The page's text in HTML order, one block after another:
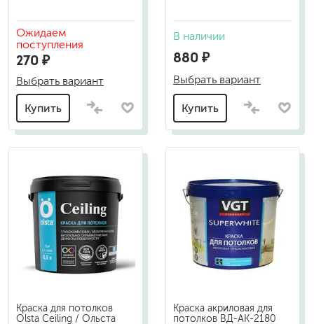
Ожидаем
поступления
270 ₽
Выбрать вариант
Купить
В наличии
880 ₽
Выбрать вариант
Купить
Краска для потолков
Olsta Ceiling / Ольста
Краска акриловая для
потолков ВД-АК-2180